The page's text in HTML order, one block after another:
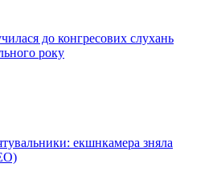
до конгресових слухань
року
екшнкамера зняла